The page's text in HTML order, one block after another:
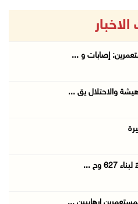
إصابات و ...
والاحتلال يق ...
وح ...